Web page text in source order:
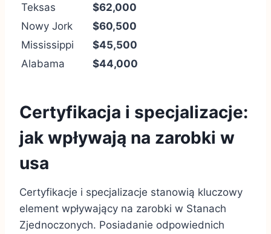
Teksas
$62,000
Nowy Jork
$60,500
Mississippi
$45,500
Alabama
$44,000
Certyfikacja i specjalizacje:
jak wpływają na zarobki w
usa
Certyfikacje i specjalizacje stanowią kluczowy
element wpływający na zarobki w Stanach
Zjednoczonych. Posiadanie odpowiednich